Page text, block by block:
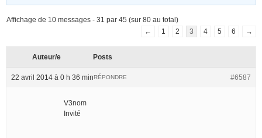
Affichage de 10 messages - 31 par 45 (sur 80 au total)
←
1 2 3 4 5 6 →
Auteur/e Posts
22 avril 2014 à 0 h 36 min #6587
RÉPONDRE
V3nom
Invité